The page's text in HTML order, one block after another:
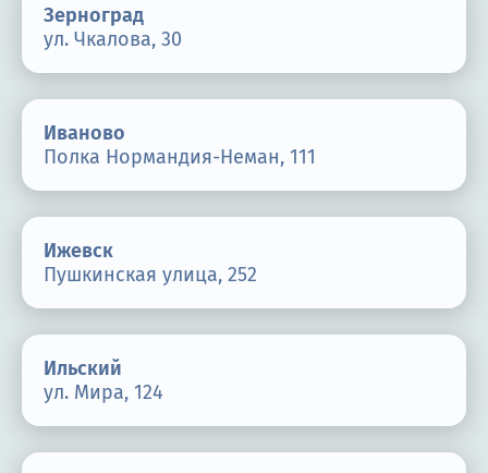
Зерноград
ул. Чкалова, 30
Иваново
Полка Нормандия-Неман, 111
Ижевск
Пушкинская улица, 252
Ильский
ул. Мира, 124